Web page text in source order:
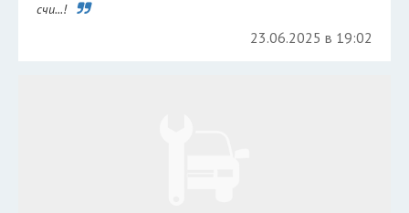
счи...!
23.06.2025 в 19:02